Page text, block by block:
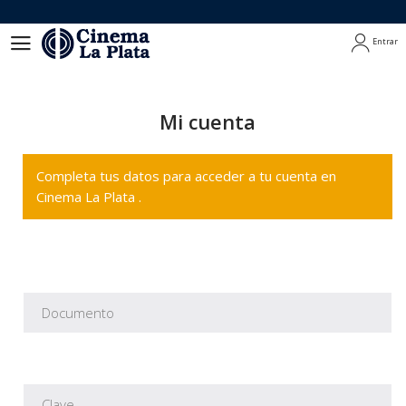
Entrar
Mi cuenta
Completa tus datos para acceder a tu cuenta en
Cinema La Plata .